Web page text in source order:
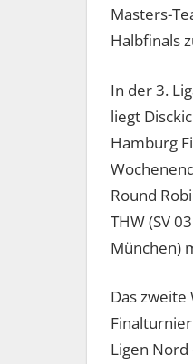
Masters-
Halbfinals
In der 3.
liegt
Hamburg
Round
THW (SV
München)
Das
Ligen